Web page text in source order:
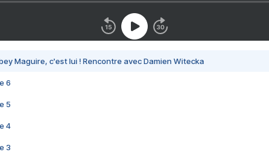
Maguire, c'est lui ! Rencontre avec Damien Witecka
6
5
4
3